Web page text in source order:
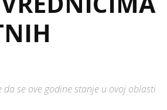
se ove godine stanje u ovoj oblasti